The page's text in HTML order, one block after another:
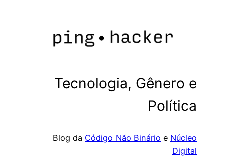
Tecnologia, Gênero e
Política
Blog da Código Não Binário e Núcleo
Digital